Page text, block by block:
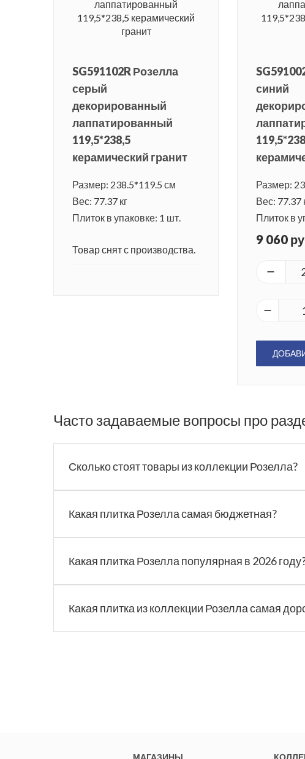
SG591102R Розелла
серый
декорированный
лаппатированный
119,5*238,5
керамический гранит
Размер: 238.5*119.5 см
Вес: 77.37 кг
Плиток в упаковке: 1 шт.
Товар снят с производства.
синий
Размер:
Вес: 77.37
Плиток в
9 060
Часто задаваемые вопросы про
Сколько стоят товары из коллекции Розелла?
Какая плитка Розелла самая бюджетная?
Какая плитка Розелла популярная в 2026
Какая плитка из коллекции Розелла самая